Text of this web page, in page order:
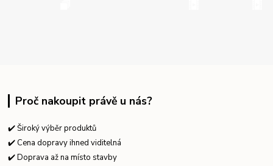
Proč nakoupit právě u nás?
✔️ Široký výběr produktů
✔️ Cena dopravy ihned viditelná
✔️ Doprava až na místo stavby